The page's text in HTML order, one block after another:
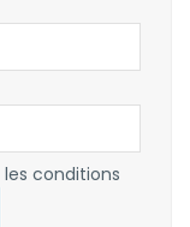
conditions